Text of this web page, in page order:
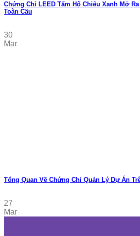
Chứng Chỉ LEED Tấm Hộ Chiếu Xanh Mở
Toàn Cầu
30
Mar
Tổng Quan Về Chứng Chỉ Quản Lý Dự Án
27
Mar